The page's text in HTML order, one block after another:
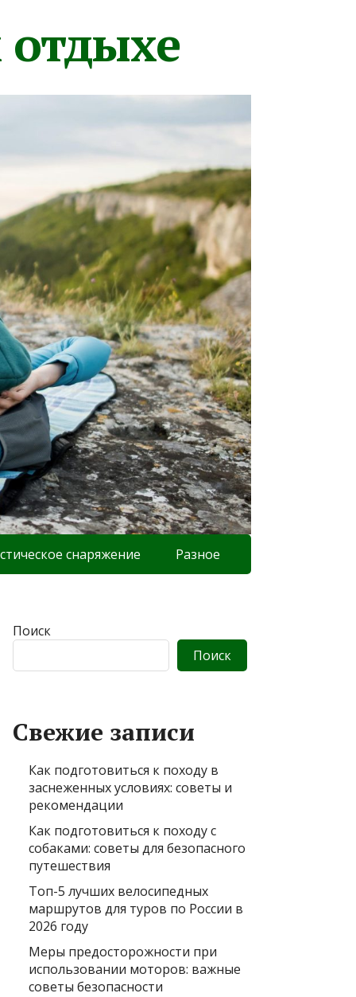
снаряжение Разное
Поиск
Поиск
Свежие записи
Как подготовиться к походу в
заснеженных условиях: советы и
рекомендации
Как подготовиться к походу с
собаками: советы для безопасного
путешествия
Топ-5 лучших велосипедных
маршрутов для туров по России в
2026 году
Меры предосторожности при
использовании моторов: важные
советы безопасности